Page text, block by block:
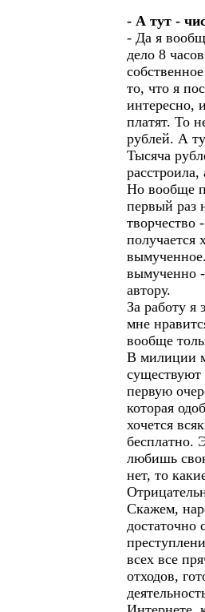
- А тут -
- Да я
дело 8
то, что я
интересно,
платят. То
рублей. А
Тысяча
расстроила,
Но вообще
первый раз
творчество
получается
вымученно
автору.
За работу я
мне
вообще
В милиции
существуют
первую
которая
хочется
бесплатно.
любишь
нет, то
Скажем,
достаточно
всех все
отходов,